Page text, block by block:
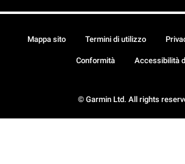
© Garmin Ltd. All rights
Mappa sito Termini di utilizzo
Conformità Accessibilità